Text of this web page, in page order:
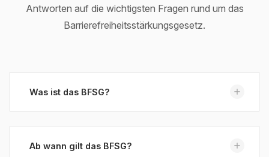
Antworten auf die wichtigsten Fragen rund um das
Barrierefreiheitsstärkungsgesetz.
Was ist das BFSG?
Das Barrierefreiheitsstärkungsgesetz (BFSG) ist die
deutsche Umsetzung der EU-Richtlinie 2019/882
Ab wann gilt das BFSG?